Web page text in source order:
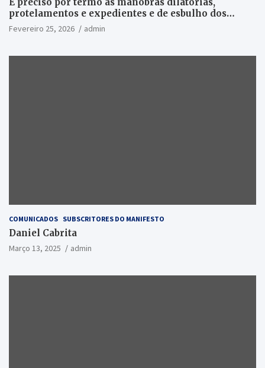
protelamentos e expedientes e de esbulho dos
recursos públicos!
Fevereiro 25, 2026 admin
COMUNICADOS SUBSCRITORES DO MANIFESTO
Daniel Cabrita
Março 13, 2025 admin